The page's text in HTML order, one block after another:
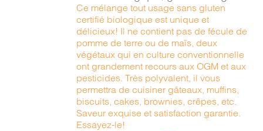
Ce mélange tout usage sans gluten
certifié biologique est unique et
délicieux! Il ne contient pas de fécule de
pomme de terre ou de maïs, deux
végétaux qui en culture conventionnelle
ont grandement recours aux OGM et aux
pesticides. Très polyvalent, il vous
permettra de cuisiner gâteaux, muffins,
biscuits, cakes, brownies, crêpes, etc.
Saveur exquise et satisfaction garantie.
Essayez-le!